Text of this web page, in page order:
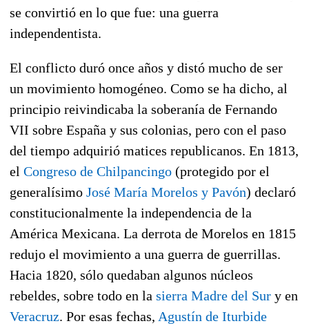
se convirtió en lo que fue: una guerra
independentista.
El conflicto duró once años y distó mucho de ser
un movimiento homogéneo. Como se ha dicho, al
principio reivindicaba la soberanía de Fernando
VII sobre España y sus colonias, pero con el paso
del tiempo adquirió matices republicanos. En 1813,
el Congreso de Chilpancingo (protegido por el
generalísimo José María Morelos y Pavón) declaró
constitucionalmente la independencia de la
América Mexicana. La derrota de Morelos en 1815
redujo el movimiento a una guerra de guerrillas.
Hacia 1820, sólo quedaban algunos núcleos
rebeldes, sobre todo en la sierra Madre del Sur y en
Veracruz. Por esas fechas, Agustín de Iturbide